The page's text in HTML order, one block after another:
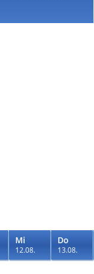
Mi
12.08.
Do
13.08.